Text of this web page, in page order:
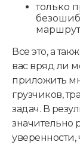
только
Все это, а
вас вряд ли
приложить
грузчиков,
задач. В
значительно
уверенности,